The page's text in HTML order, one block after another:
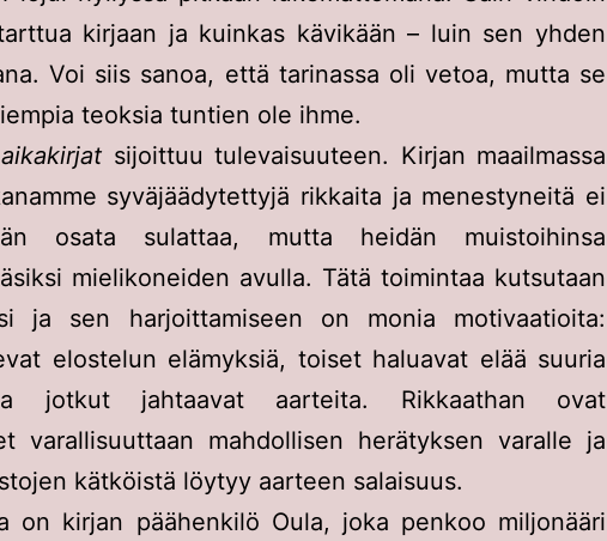
kirjaan ja kuinkas kävikään – luin sen yhden
Voi siis sanoa, että tarinassa oli vetoa, mutta se
teoksia tuntien ole ihme.
sijoittuu tulevaisuuteen. Kirjan maailmassa
syväjäädytettyjä rikkaita ja menestyneitä ei
osata sulattaa, mutta heidän muistoihinsa
mielikoneiden avulla. Tätä toimintaa kutsutaan
ja sen harjoittamiseen on monia motivaatioita:
elostelun elämyksiä, toiset haluavat elää suuria
jotkut jahtaavat aarteita. Rikkaathan ovat
varallisuuttaan mahdollisen herätyksen varalle ja
kätköistä löytyy aarteen salaisuus.
on kirjan päähenkilö Oula, joka penkoo miljonääri